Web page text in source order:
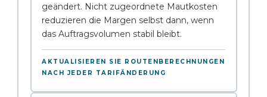
geändert. Nicht zugeordnete Mautkosten
reduzieren die Margen selbst dann, wenn
das Auftragsvolumen stabil bleibt.
AKTUALISIEREN SIE ROUTENBERECHNUNGEN
NACH JEDER TARIFÄNDERUNG